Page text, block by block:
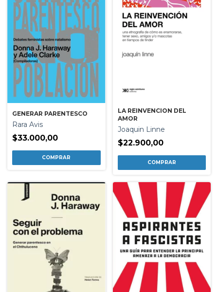
GENERAR PARENTESCO
Rara Avis
$33.000,00
LA REINVENCION DEL
AMOR
Joaquin Linne
$22.900,00